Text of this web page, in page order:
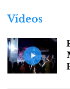
Vídeos